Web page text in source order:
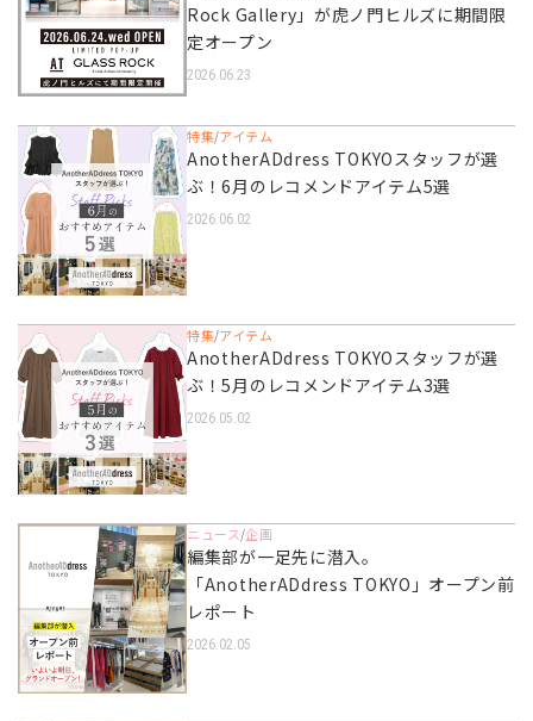
Rock Gallery」が虎ノ門ヒルズに期間限
定オープン
2026.06.23
特集/アイテム
AnotherADdress TOKYOスタッフが選
ぶ！6月のレコメンドアイテム5選
2026.06.02
特集/アイテム
AnotherADdress TOKYOスタッフが選
ぶ！5月のレコメンドアイテム3選
2026.05.02
ニュース /企画
編集部が一足先に潜入。
「AnotherADdress TOKYO」オープン前
レポート
2026.02.05